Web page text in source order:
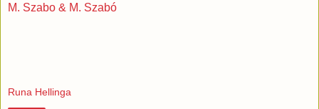
M. Szabo & M. Szabó
Runa Hellinga